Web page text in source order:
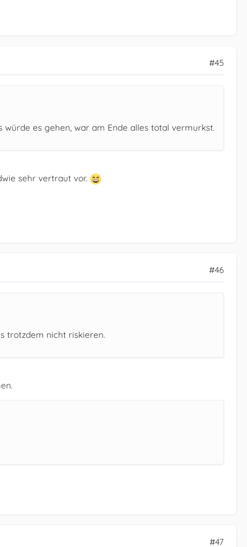
#45
es gehen, war am Ende alles total vermurkst.
sehr vertraut vor.
#46
trotzdem nicht riskieren.
#47